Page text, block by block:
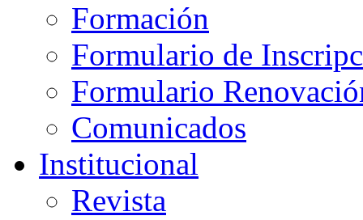
Formación
Formulario de
Formulario
Comunicados
Institucional
Revista